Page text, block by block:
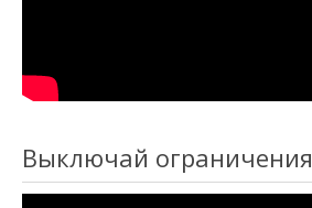
Выключай ограничения